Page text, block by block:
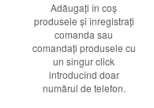
Adăugați în coș
produsele și înregistrați
comanda sau
comandați produsele cu
un singur click
introducînd doar
numărul de telefon.